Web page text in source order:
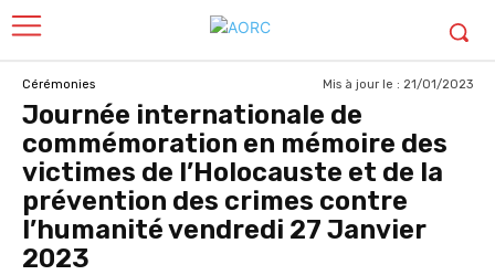
Cérémonies Mis à jour le : 21/01/2023
Journée internationale de
commémoration en mémoire des
victimes de l’Holocauste et de la
prévention des crimes contre
l’humanité vendredi 27 Janvier
2023